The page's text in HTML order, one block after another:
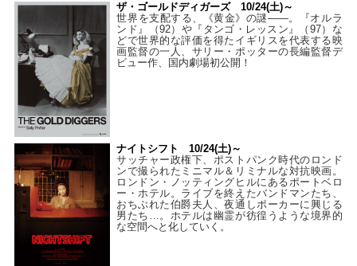
ザ・ゴールドディガーズ 10/24(土)～
世界を支配する、《黄金》の謎――。『オルラ
ンド』（92）や『タンゴ・レッスン』（97）な
どで世界的な評価を得たイギリスを代表する映
画監督の一人、サリー・ポッターの長編監督デ
ビュー作、国内劇場初公開！
ナイトシフト 10/24(土)～
サッチャー政権下、ポストパンク時代のロンド
ンで撮られたミニマル＆リミナルな対抗映画。
ロンドン・ノッティングヒルにあるポートベロ
ー・ホテル。ライブを終えたバンドマンたち、
おちぶれた伯爵夫人、夜通しポーカーに興じる
男たち…。ホテルは幽霊が彷徨うような境界的
な空間へと化していく。